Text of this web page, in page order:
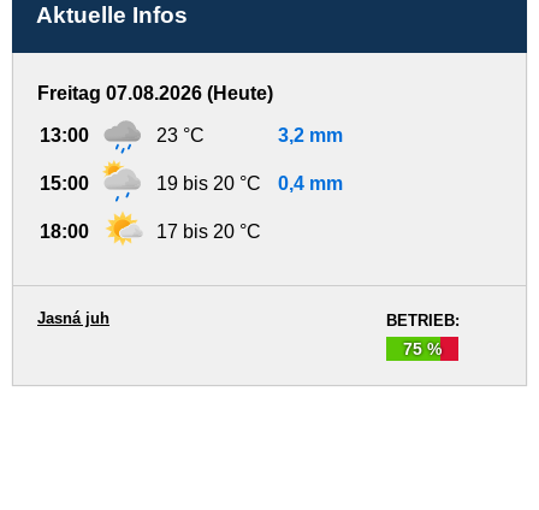
Aktuelle Infos
Freitag 07.08.2026 (Heute)
13:00 23 °C 3,2 mm
15:00 19 bis 20 °C 0,4 mm
18:00 17 bis 20 °C
BETRIEB:
75 %
Jasná juh